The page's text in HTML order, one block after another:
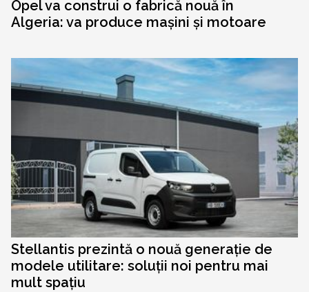
Opel va construi o fabrică nouă în
Algeria: va produce mașini și motoare
Stellantis prezintă o nouă generație de
modele utilitare: soluții noi pentru mai
mult spațiu